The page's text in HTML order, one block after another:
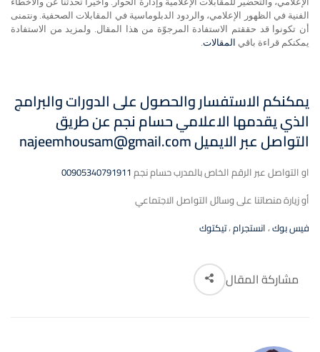
الفنية في الظهور الإعلامي، والردود الدبلوماسية في المقابلات الصحفية. ونتمنى
أن تكونوا قد حققتم الاستفادة المرجوّة من هذا المقال. ولمزيد من الاستفادة
يمكنكم قراءة باقي المقالات
يمكنكم الاستفسار والحصول على الدورات والبرامج
الذي يقدمها الاعلامي حسام نجم عن طريق
التواصلعبر الايميل
او التواصل عبر الرقم الخاص بالمدرب حسام نجم 00905340791911
أو زيارة منصاتنا على وسائل التواصل الاجتماعي
فيس بوك،انستجرام،تيكتوك
مشاركة المقال